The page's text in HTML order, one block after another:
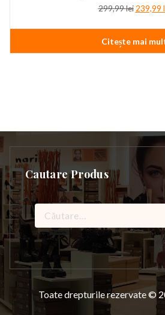
299,99lei Prețul
a
fost:
299,99
239,99
Citește mai
Cautare Produs
Caută
după:
Toate drepturile rezervate ©